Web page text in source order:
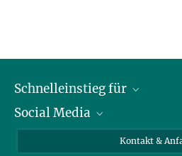
Schnelleinstieg für
Journalist*innen
Social Media
Kontakt &